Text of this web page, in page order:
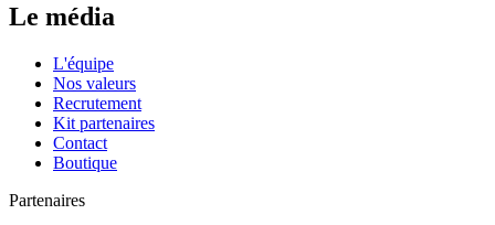
Le média
L'équipe
Nos valeurs
Recrutement
Kit partenaires
Contact
Boutique
Partenaires